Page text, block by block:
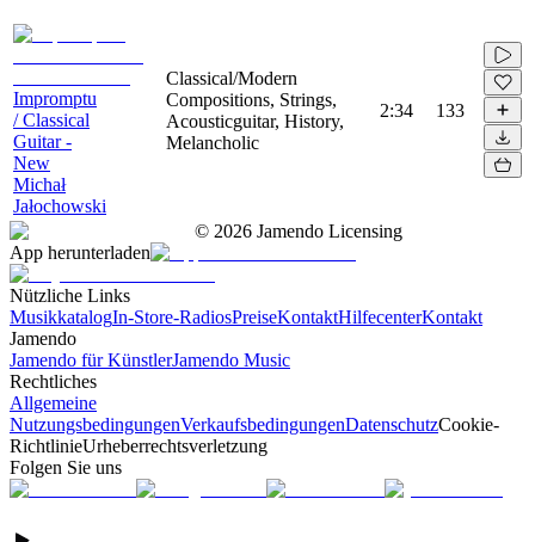
Impromptu
/ Classical
Guitar -
New
Michał
Jałochowski
Classical/Modern
Compositions, Strings,
Acousticguitar, History,
Melancholic
2:34 133
© 2026 Jamendo Licensing
App herunterladen
Nützliche Links
MusikkatalogIn-Store-RadiosPreiseKontaktHilfecenterKontakt
Jamendo
Jamendo für KünstlerJamendo Music
Rechtliches
Allgemeine
NutzungsbedingungenVerkaufsbedingungenDatenschutzCookie-
RichtlinieUrheberrechtsverletzung
Folgen Sie uns